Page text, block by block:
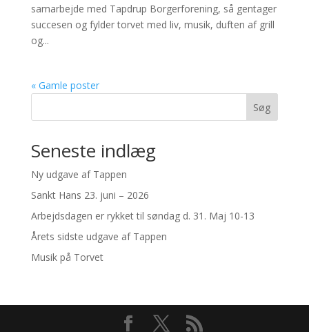
samarbejde med Tapdrup Borgerforening, så gentager
succesen og fylder torvet med liv, musik, duften af grill
og...
« Gamle poster
Søg
Seneste indlæg
Ny udgave af Tappen
Sankt Hans 23. juni – 2026
Arbejdsdagen er rykket til søndag d. 31. Maj 10-13
Årets sidste udgave af Tappen
Musik på Torvet